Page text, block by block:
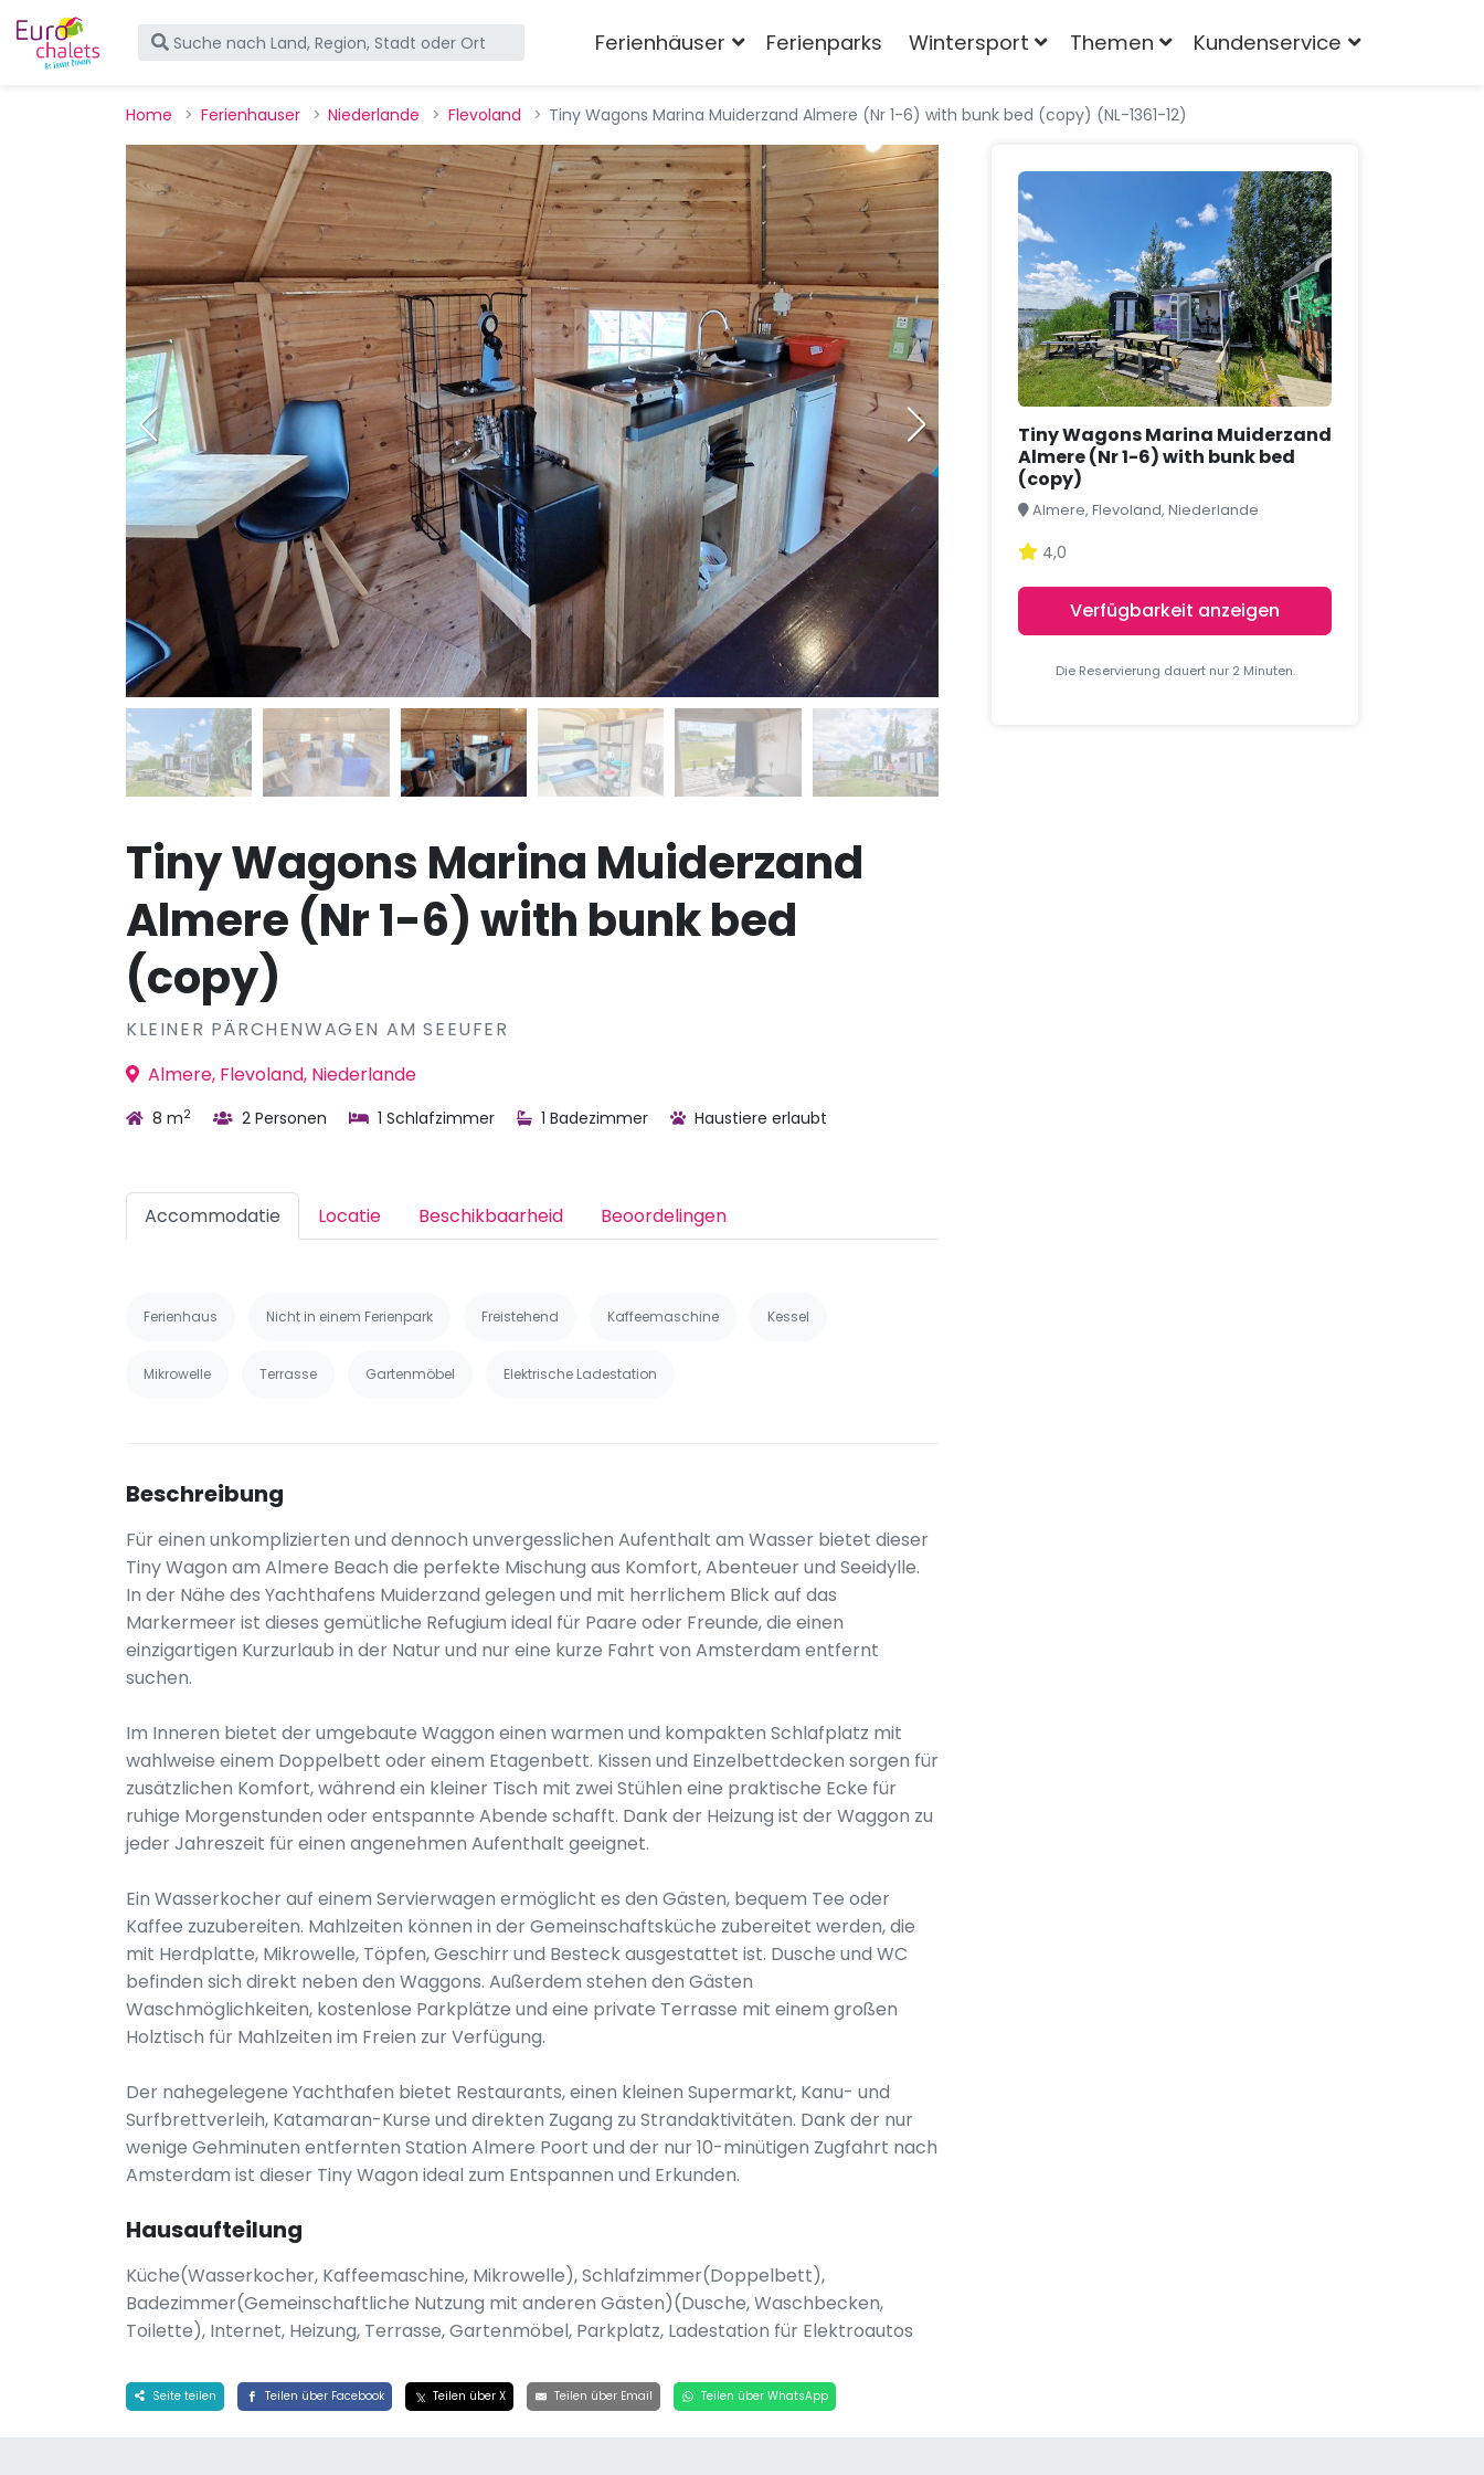
Ferienhäuser Ferienparks Wintersport Themen Kundenservice
Home Ferienhauser Niederlande Flevoland Tiny Wagons Marina Muiderzand Almere (Nr 1-6) with bunk bed (copy) (NL-1361-12)
Tiny Wagons Marina Muiderzand
Almere (Nr 1-6) with bunk bed
(copy)
KLEINER PÄRCHENWAGEN AM SEEUFER
Almere, Flevoland, Niederlande
8 m2 2 Personen 1 Schlafzimmer 1 Badezimmer Haustiere erlaubt
Accommodatie Locatie Beschikbaarheid Beoordelingen
Ferienhaus Nicht in einem Ferienpark Freistehend Kaffeemaschine Kessel
Mikrowelle Terrasse Gartenmöbel Elektrische Ladestation
Beschreibung
Für einen unkomplizierten und dennoch unvergesslichen Aufenthalt am Wasser bietet dieser
Tiny Wagon am Almere Beach die perfekte Mischung aus Komfort, Abenteuer und Seeidylle.
In der Nähe des Yachthafens Muiderzand gelegen und mit herrlichem Blick auf das
Markermeer ist dieses gemütliche Refugium ideal für Paare oder Freunde, die einen
einzigartigen Kurzurlaub in der Natur und nur eine kurze Fahrt von Amsterdam entfernt
suchen.
Im Inneren bietet der umgebaute Waggon einen warmen und kompakten Schlafplatz mit
wahlweise einem Doppelbett oder einem Etagenbett. Kissen und Einzelbettdecken sorgen für
zusätzlichen Komfort, während ein kleiner Tisch mit zwei Stühlen eine praktische Ecke für
ruhige Morgenstunden oder entspannte Abende schafft. Dank der Heizung ist der Waggon zu
jeder Jahreszeit für einen angenehmen Aufenthalt geeignet.
Ein Wasserkocher auf einem Servierwagen ermöglicht es den Gästen, bequem Tee oder
Kaffee zuzubereiten. Mahlzeiten können in der Gemeinschaftsküche zubereitet werden, die
mit Herdplatte, Mikrowelle, Töpfen, Geschirr und Besteck ausgestattet ist. Dusche und WC
befinden sich direkt neben den Waggons. Außerdem stehen den Gästen
Waschmöglichkeiten, kostenlose Parkplätze und eine private Terrasse mit einem großen
Holztisch für Mahlzeiten im Freien zur Verfügung.
Der nahegelegene Yachthafen bietet Restaurants, einen kleinen Supermarkt, Kanu- und
Surfbrettverleih, Katamaran-Kurse und direkten Zugang zu Strandaktivitäten. Dank der nur
wenige Gehminuten entfernten Station Almere Poort und der nur 10-minütigen Zugfahrt nach
Amsterdam ist dieser Tiny Wagon ideal zum Entspannen und Erkunden.
Hausaufteilung
Küche(Wasserkocher, Kaffeemaschine, Mikrowelle), Schlafzimmer(Doppelbett),
Badezimmer(Gemeinschaftliche Nutzung mit anderen Gästen)(Dusche, Waschbecken,
Toilette), Internet, Heizung, Terrasse, Gartenmöbel, Parkplatz, Ladestation für Elektroautos
Seite teilen Teilen über Facebook Teilen über X Teilen über Email Teilen über WhatsApp
Tiny Wagons Marina Muiderzand
Almere (Nr 1-6) with bunk bed
(copy)
Almere, Flevoland, Niederlande
4,0
Verfügbarkeit anzeigen
Die Reservierung dauert nur 2 Minuten.